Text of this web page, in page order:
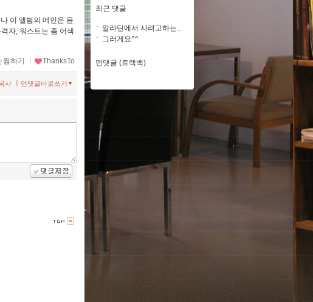
이 앨범의 메인은 윤
자, 워스트는 좀 어색
찜하기 ｌ ThanksTo
먼댓글바로쓰기
사
최근 댓글
알라딘에서 사려고하는..
그러게요^^
먼댓글 (트랙백)